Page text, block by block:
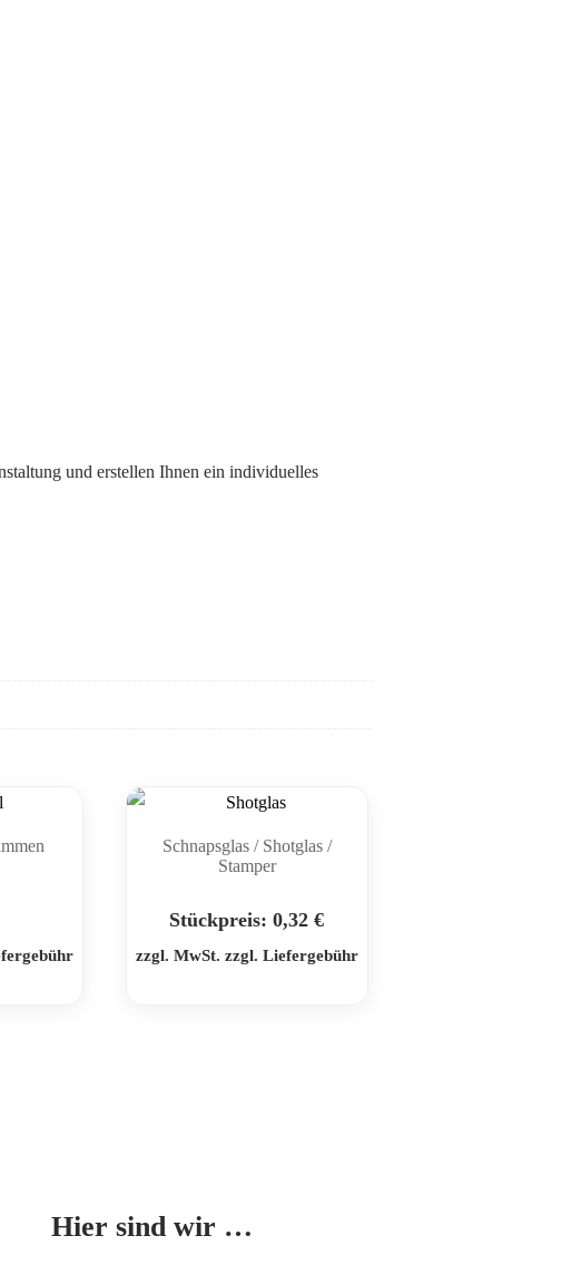
und erstellen Ihnen ein individuelles
Schnapsglas / Shotglas /
Stamper
Stückpreis:0,32€
zzgl. MwSt. zzgl. Liefergebühr
Hier sind wir …
akzeptieren
Sie die